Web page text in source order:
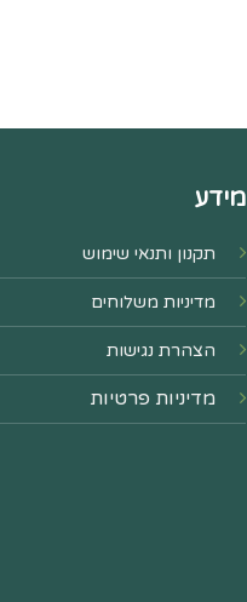
מידע
תקנון ותנאי שימוש
מדיניות משלוחים
הצהרת נגישות
מדיניות פרטיות